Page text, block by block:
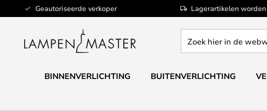
Geautoriseerde verkoper Lagerartikelen
Ga
naar
inhoud
hier
de
BINNENVERLICHTING BUITENVERLICHTING